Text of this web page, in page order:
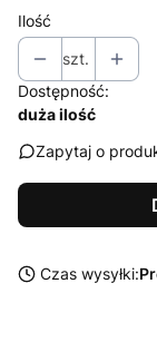
Ilość
szt.
Dostępność:
duża ilość
Zapytaj o
Czas wysyłki: